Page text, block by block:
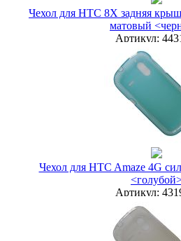
Чехол для HTC 8X задняя
матовый
Артикул:
мелкий опт
опт 20 руб.
дилер
15 руб.
Новая цена
18
Наличие:
купить в
Чехол для HTC Amaze 4G
Артикул:
мелкий опт
опт
35 руб.
30 руб.